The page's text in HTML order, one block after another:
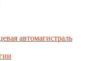
автомагистраль